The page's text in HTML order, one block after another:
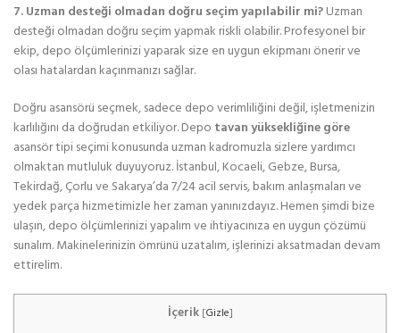
7. Uzman desteği olmadan doğru seçim yapılabilir mi?Uzman
desteği olmadan doğru seçim yapmak riskli olabilir. Profesyonel bir
ekip, depo ölçümlerinizi yaparak size en uygun ekipmanı önerir ve
olası hatalardan kaçınmanızı sağlar.
Doğru asansörü seçmek, sadece depo verimliliğini değil, işletmenizin
karlılığını da doğrudan etkiliyor. Depo tavan yüksekliğine göre
asansör tipi seçimi konusunda uzman kadromuzla sizlere yardımcı
olmaktan mutluluk duyuyoruz. İstanbul, Kocaeli, Gebze, Bursa,
Tekirdağ, Çorlu ve Sakarya’da 7/24 acil servis, bakım anlaşmaları ve
yedek parça hizmetimizle her zaman yanınızdayız. Hemen şimdi bize
ulaşın, depo ölçümlerinizi yapalım ve ihtiyacınıza en uygun çözümü
sunalım. Makinelerinizin ömrünü uzatalım, işlerinizi aksatmadan devam
ettirelim.
İçerik [Gizle]